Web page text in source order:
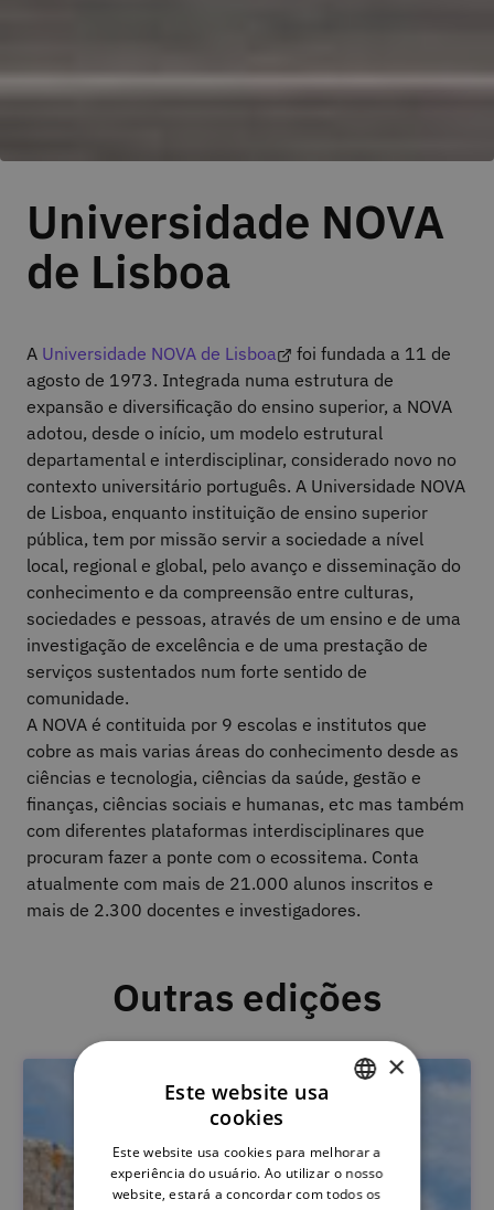
Universidade NOVA
de Lisboa
A Universidade NOVA de Lisboa
foi fundada a 11 de
agosto de 1973. Integrada numa estrutura de
expansão e diversificação do ensino superior, a NOVA
adotou, desde o início, um modelo estrutural
departamental e interdisciplinar, considerado novo no
contexto universitário português. A Universidade NOVA
de Lisboa, enquanto instituição de ensino superior
pública, tem por missão servir a sociedade a nível
local, regional e global, pelo avanço e disseminação do
conhecimento e da compreensão entre culturas,
sociedades e pessoas, através de um ensino e de uma
investigação de excelência e de uma prestação de
serviços sustentados num forte sentido de
comunidade.
A NOVA é contituida por 9 escolas e institutos que
cobre as mais varias áreas do conhecimento desde as
ciências e tecnologia, ciências da saúde, gestão e
finanças, ciências sociais e humanas, etc mas também
com diferentes plataformas interdisciplinares que
procuram fazer a ponte com o ecossitema. Conta
atualmente com mais de 21.000 alunos inscritos e
mais de 2.300 docentes e investigadores.
Outras edições
×
Este website usa
cookies
Este website usa cookies para melhorar a
experiência do usuário. Ao utilizar o nosso
website, estará a concordar com todos os